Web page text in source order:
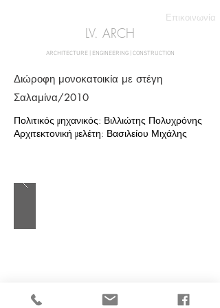
LV. ARCH
ARCHITECTURE | ENGINEERING | CONSTRUCTION
Επικοινωνία
Διώροφη μονοκατοικία με στέγη
Σαλαμίνα/2010
Πολιτικός μηχανικός: Βιλλιώτης Πολυχρόνης
Αρχιτεκτονική μελέτη: Βασιλείου Μιχάλης